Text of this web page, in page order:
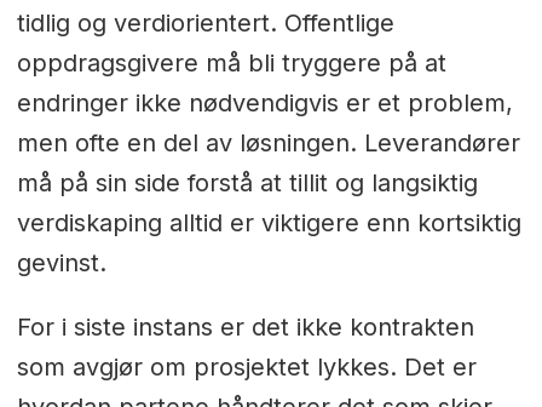
tidlig og verdiorientert. Offentlige
oppdragsgivere må bli tryggere på at
endringer ikke nødvendigvis er et problem,
men ofte en del av løsningen. Leverandører
må på sin side forstå at tillit og langsiktig
verdiskaping alltid er viktigere enn kortsiktig
gevinst.
For i siste instans er det ikke kontrakten
som avgjør om prosjektet lykkes. Det er